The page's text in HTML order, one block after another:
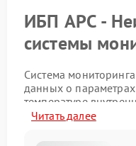
ИБП APC -
системы
Система
данных о параметрах
температуре
система дает сбой,
Читать далее